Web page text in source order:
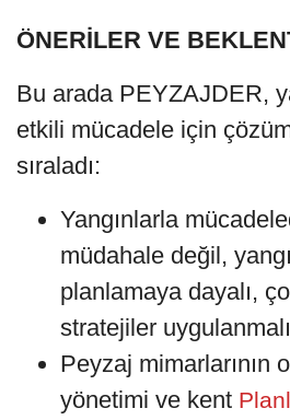
ÖNERİLER VE
Bu arada PEYZAJDER,
etkili mücadele için
sıraladı:
Yangınlarla
müdahale değil,
planlamaya dayalı,
stratejiler
Peyzaj mimarlarının
yönetimi ve kent